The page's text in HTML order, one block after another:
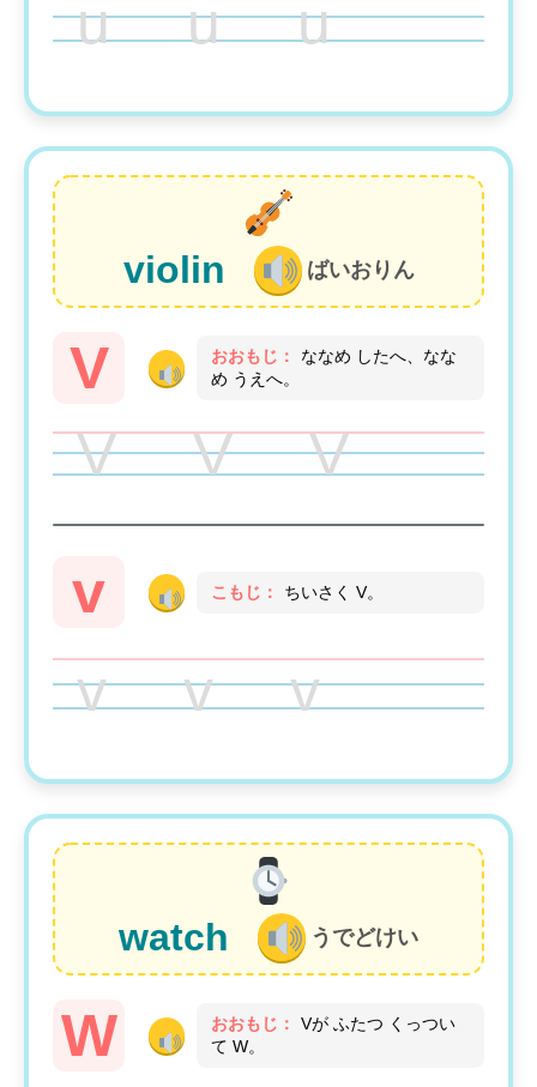
u u u
violin ばいおりん
V おおもじ：
ななめ したへ、なな
め うえへ。
V V V
v こもじ： ちいさく V。
v v v
watch うでどけい
W おおもじ：
Vが ふたつ くっつい
て W。